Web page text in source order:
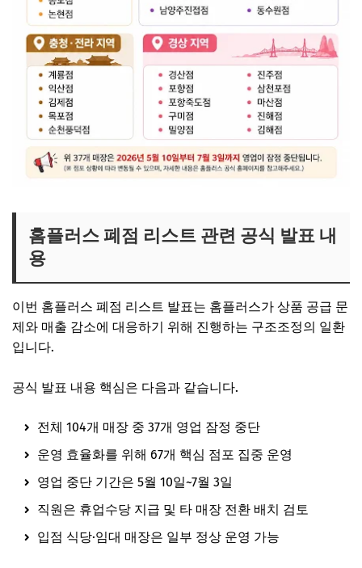
홈플러스 폐점 리스트 관련 공식 발표 내
용
이번 홈플러스 폐점 리스트 발표는 홈플러스가 상품 공급 문
제와 매출 감소에 대응하기 위해 진행하는 구조조정의 일환
입니다.
공식 발표 내용 핵심은 다음과 같습니다.
전체 104개 매장 중 37개 영업 잠정 중단
운영 효율화를 위해 67개 핵심 점포 집중 운영
영업 중단 기간은 5월 10일~7월 3일
직원은 휴업수당 지급 및 타 매장 전환 배치 검토
입점 식당·임대 매장은 일부 정상 운영 가능